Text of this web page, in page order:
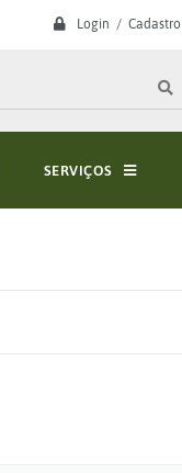
Login / Cadastro
SERVIÇOS